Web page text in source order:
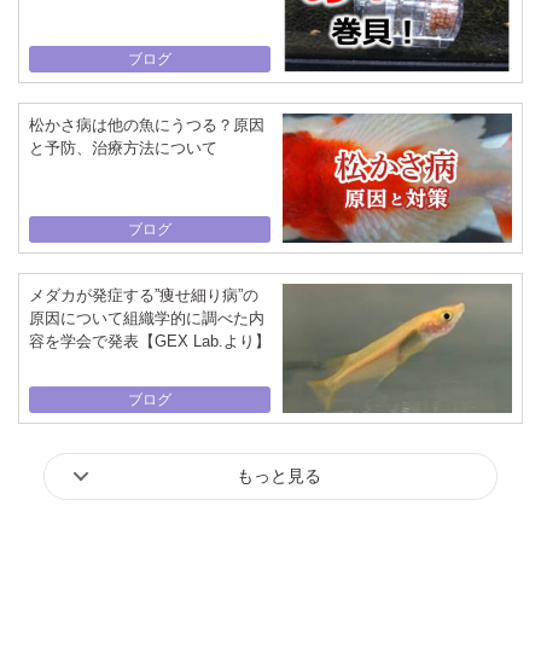
ブログ
松かさ病は他の魚にうつる？原因
と予防、治療方法について
ブログ
メダカが発症する”痩せ細り病”の
原因について組織学的に調べた内
容を学会で発表【GEX Lab.より】
ブログ
もっと見る